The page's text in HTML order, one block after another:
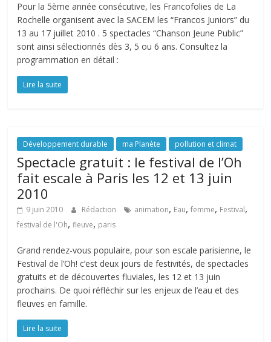
Pour la 5ème année consécutive, les Francofolies de La
Rochelle organisent avec la SACEM les “Francos Juniors” du
13 au 17 juillet 2010 . 5 spectacles “Chanson Jeune Public”
sont ainsi sélectionnés dès 3, 5 ou 6 ans. Consultez la
programmation en détail :
Lire la suite
Développement durable ma Planète pollution et climat
Spectacle gratuit : le festival de l’Oh
fait escale à Paris les 12 et 13 juin
2010
9 juin 2010 Rédaction animation, Eau,femme, Festival,
festival de l'Oh,fleuve, paris
Grand rendez-vous populaire, pour son escale parisienne, le
Festival de l’Oh! c’est deux jours de festivités, de spectacles
gratuits et de découvertes fluviales, les 12 et 13 juin
prochains. De quoi réfléchir sur les enjeux de l’eau et des
fleuves en famille.
Lire la suite